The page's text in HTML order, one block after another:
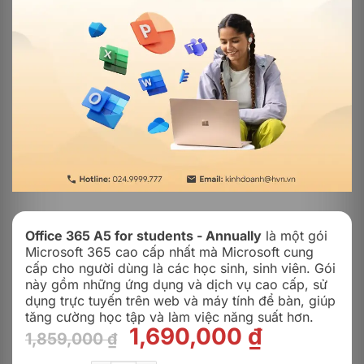
Office 365 A5 for students - Annually là một gói
Microsoft 365 cao cấp nhất mà Microsoft cung
cấp cho người dùng là các học sinh, sinh viên. Gói
này gồm những ứng dụng và dịch vụ cao cấp, sử
dụng trực tuyến trên web và máy tính để bàn, giúp
tăng cường học tập và làm việc năng suất hơn.
1,859,000₫
Giá
gốc
1,690,000 ₫Giá